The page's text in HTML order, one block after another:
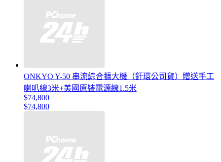
ONKYO Y-50 串流綜合擴大機（釪環公司貨）贈送手工
喇叭線3米+美國原裝電源線1.5米
$74,800
$74,800